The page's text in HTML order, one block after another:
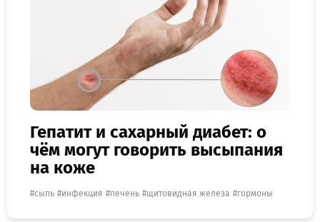
Гепатит и сахарный диабет: о
чём могут говорить высыпания
на коже
сыпь инфекция печень щитовидная железа гормоны